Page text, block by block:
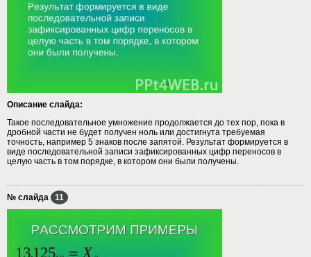
Описание слайда:
Такое последовательное умножение продолжается до тех пор, пока в
дробной части не будет получен ноль или достигнута требуемая
точность, например 5 знаков после запятой. Результат формируется в
виде последовательной записи зафиксированных цифр переносов в
целую часть в том порядке, в котором они были получены.
№ слайда 11